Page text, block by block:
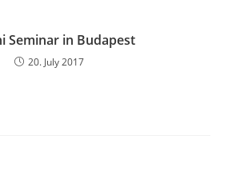
Seminar in Budapest
20. July 2017